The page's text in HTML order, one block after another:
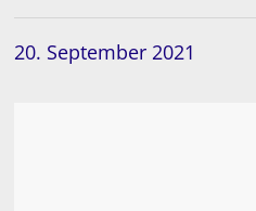
20. September 2021